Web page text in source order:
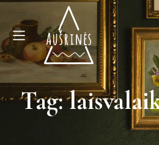
Tag: